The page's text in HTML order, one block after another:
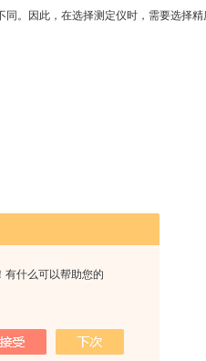
有什么可以帮助您的
因此，在选择测定仪时，需要选择精